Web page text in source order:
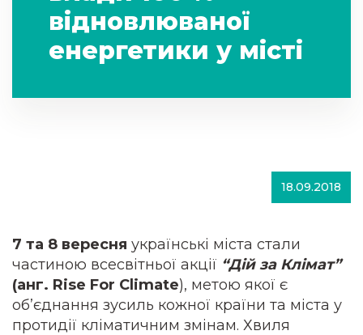
відновлюваної
енергетики у місті
18.09.2018
7 та 8 вересня українські міста стали
частиною всесвітньої акції “Дій за Клімат”
(анг. Rise For Climate), метою якої є
об’єднання зусиль кожної країни та міста у
протидії кліматичним змінам. Хвиля